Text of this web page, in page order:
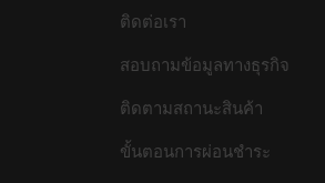
ติดต่อเรา
สอบถามข้อมูลทางธุรกิจ
ติดตามสถานะสินค้า
ขั้นตอนการผ่อนชำระ